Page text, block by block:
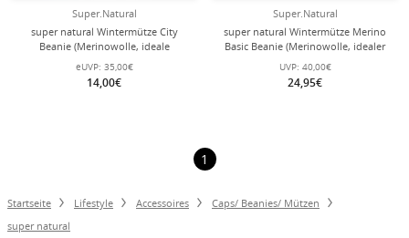
Super.Natural
super natural Wintermütze City
Beanie (Merinowolle, ideale
Thermoregulation) avocado grün - 1
Stück
eUVP: 35,00€
14,00€
Super.Natural
super natural Wintermütze Merino
Basic Beanie (Merinowolle, idealer
Wärmeschutz) kaschmirgrau - 1
Stück
UVP: 40,00€
24,95€
1
Startseite Lifestyle Accessoires
Caps/ Beanies/ Mützen
super natural